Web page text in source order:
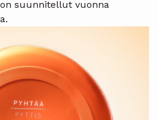
suunnitellut vuonna